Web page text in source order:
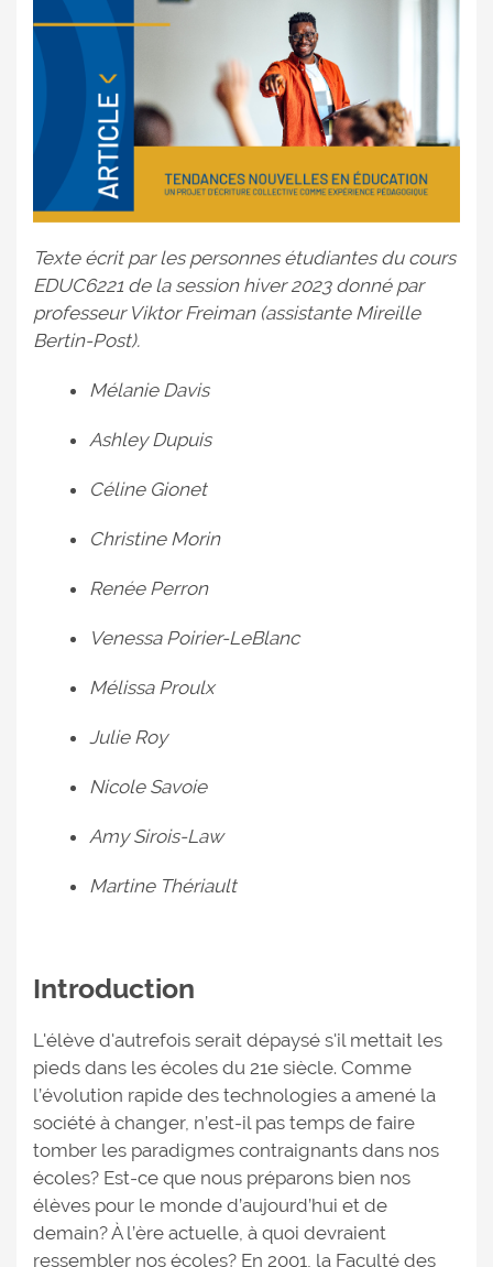
Texte écrit par les personnes étudiantes du cours
EDUC6221 de la session hiver 2023 donné par
professeur Viktor Freiman (assistante Mireille
Bertin-Post).
Mélanie Davis
Ashley Dupuis
Céline Gionet
Christine Morin
Renée Perron
Venessa Poirier-LeBlanc
Mélissa Proulx
Julie Roy
Nicole Savoie
Amy Sirois-Law
Martine Thériault
Introduction
L'élève d'autrefois serait dépaysé s'il mettait les
pieds dans les écoles du 21e siècle. Comme
l’évolution rapide des technologies a amené la
société à changer, n’est-il pas temps de faire
tomber les paradigmes contraignants dans nos
écoles? Est-ce que nous préparons bien nos
élèves pour le monde d’aujourd’hui et de
demain? À l’ère actuelle, à quoi devraient
ressembler nos écoles? En 2001, la Faculté des